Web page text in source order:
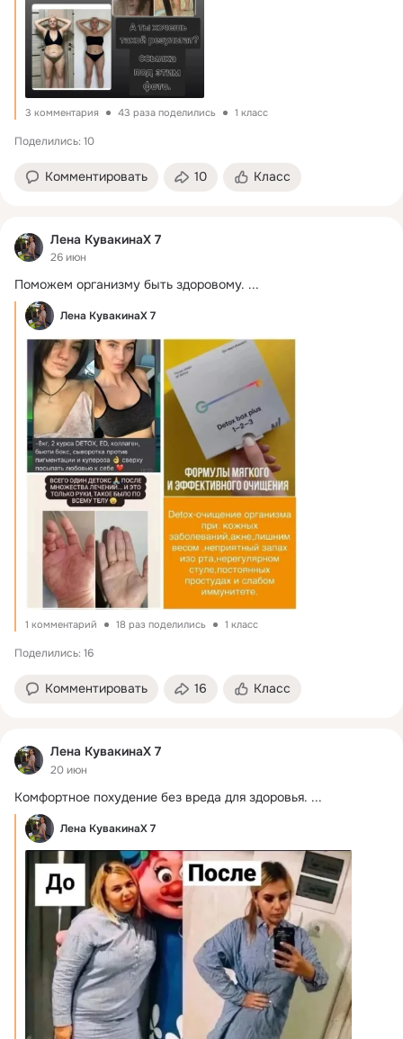
3 комментария 43 раза поделились 1 класс
Поделились: 10
Комментировать 10 Класс
Лена КувакинаХ 7
26 июн
Поможем организму быть здоровому. ...
Лена КувакинаХ 7
1 комментарий 18 раз поделились 1 класс
Поделились: 16
Комментировать 16 Класс
Лена КувакинаХ 7
20 июн
Комфортное похудение без вреда для здоровья. ...
Лена КувакинаХ 7